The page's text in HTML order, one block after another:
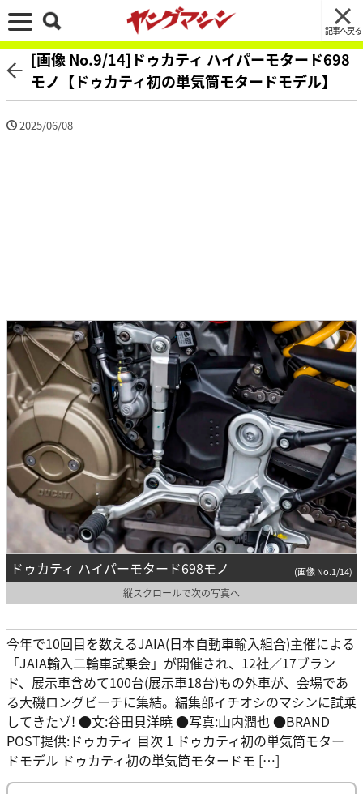
記事へ戻る
[画像 No.9/14]ドゥカティ ハイパーモタード698
モノ【ドゥカティ初の単気筒モタードモデル】
2025/06/08
ドゥカティ ハイパーモタード698モノ (画像 No.1/14)
縦スクロールで次の写真へ
今年で10回目を数えるJAIA(日本自動車輸入組合)主催による
「JAIA輸入二輪車試乗会」が開催され、12社／17ブラン
ド、展示車含めて100台(展示車18台)もの外車が、会場であ
る大磯ロングビーチに集結。編集部イチオシのマシンに試乗
してきたゾ! ●文:谷田貝洋暁 ●写真:山内潤也 ●BRAND
POST提供:ドゥカティ 目次 1 ドゥカティ初の単気筒モター
ドモデル ドゥカティ初の単気筒モタードモ […]